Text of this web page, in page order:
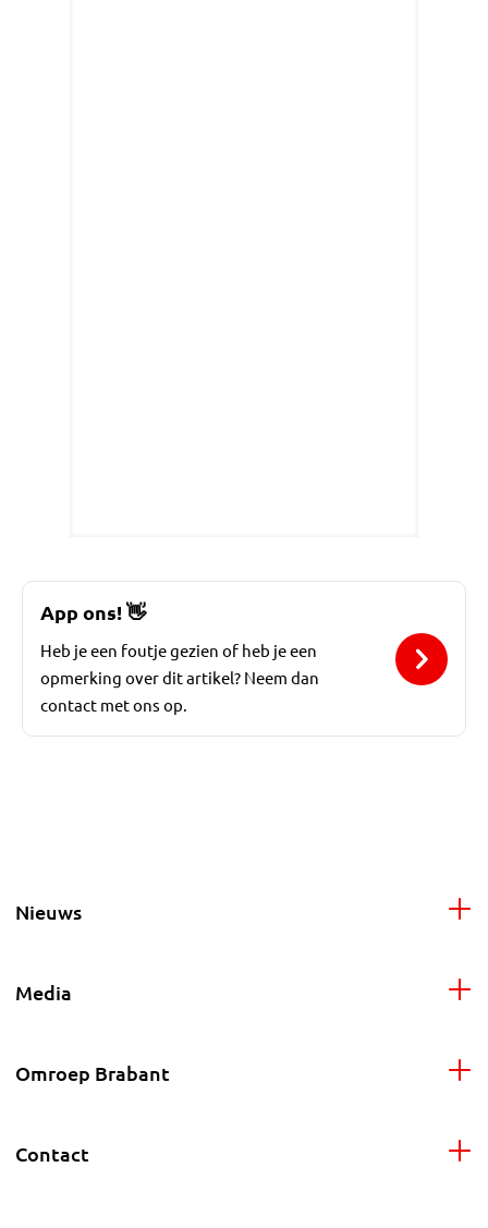
App ons!👋
Heb je een foutje gezien of heb je een
opmerking over dit artikel? Neem dan
contact met ons op.
Nieuws
Media
Omroep Brabant
Contact